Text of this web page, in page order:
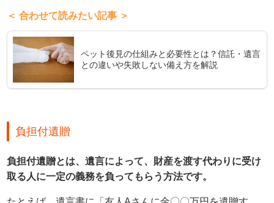
＜ 合わせて読みたい記事 ＞
ペット後見の仕組みと必要性とは？信託・遺言
との違いや失敗しない備え方を解説
負担付遺贈
負担付遺贈とは、遺言によって、財産を渡す代わりに受け
取る人に一定の義務を負ってもらう方法です。